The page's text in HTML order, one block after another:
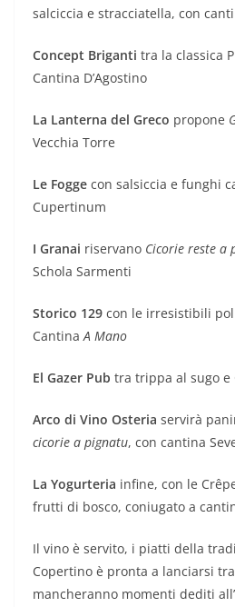
salciccia e stracciatella, con
Concept Briganti tra la classica
Cantina D’Agostino
La Lanterna del Greco propone
Vecchia Torre
Le Fogge con salsiccia e funghi
Cupertinum
I Granai riservano Cicorie reste a
Schola Sarmenti
Storico 129 con le irresistibili
CantinaA Mano
El Gazer Pub tra trippa al sugo e
Arco di Vino Osteria servirà
cicorie a pignatu, con cantina
La Yogurteria infine, con le
frutti di bosco, coniugato a
Il vino è servito, i piatti della
Copertino è pronta a lanciarsi tra
mancheranno momenti dediti